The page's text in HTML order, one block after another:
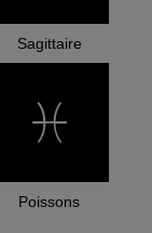
Sagittaire
Poissons